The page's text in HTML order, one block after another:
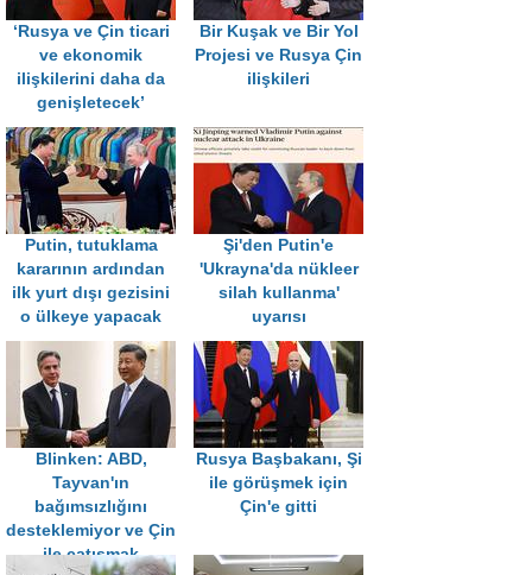
‘Rusya ve Çin ticari
ve ekonomik
ilişkilerini daha da
genişletecek’
Bir Kuşak ve Bir Yol
Projesi ve Rusya Çin
ilişkileri
Putin, tutuklama
kararının ardından
ilk yurt dışı gezisini
o ülkeye yapacak
Şi'den Putin'e
'Ukrayna'da nükleer
silah kullanma'
uyarısı
Blinken: ABD,
Tayvan'ın
bağımsızlığını
desteklemiyor ve Çin
ile çatışmak
Rusya Başbakanı, Şi
ile görüşmek için
Çin'e gitti